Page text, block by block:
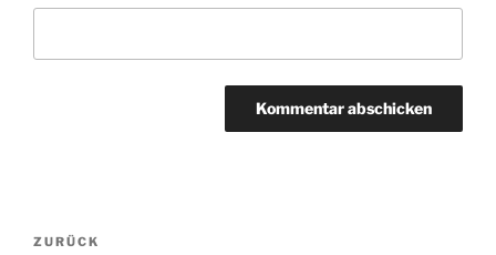
Beitragsnavigation
Vorheriger
ZURÜCK